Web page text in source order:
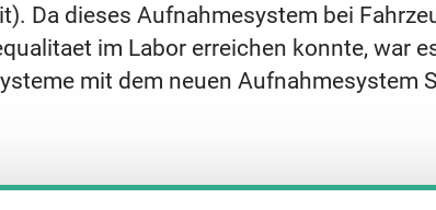
Da dieses Aufnahmesystem bei
im Labor erreichen konnte, war
mit dem neuen Aufnahmesystem